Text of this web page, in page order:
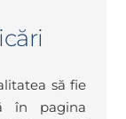
să fie
în pagina